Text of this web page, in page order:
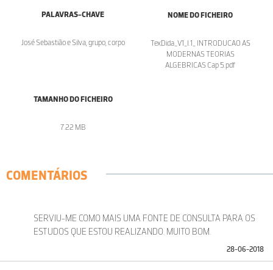
PALAVRAS-CHAVE
José Sebastião e Silva, grupo, corpo
NOME DO FICHEIRO
TexDida_V1_I.1_ INTRODUCAO AS
MODERNAS TEORIAS
ALGEBRICAS Cap 5.pdf
TAMANHO DO FICHEIRO
7.22 MB
COMENTÁRIOS
SERVIU-ME COMO MAIS UMA FONTE DE CONSULTA PARA OS
ESTUDOS QUE ESTOU REALIZANDO. MUITO BOM.
28-06-2018